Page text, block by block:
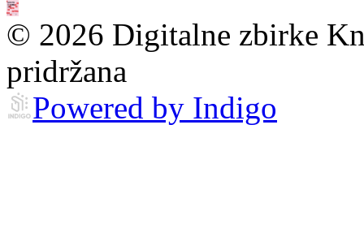
© 2026 Digitalne zbirke
pridržana
Powered by Indigo